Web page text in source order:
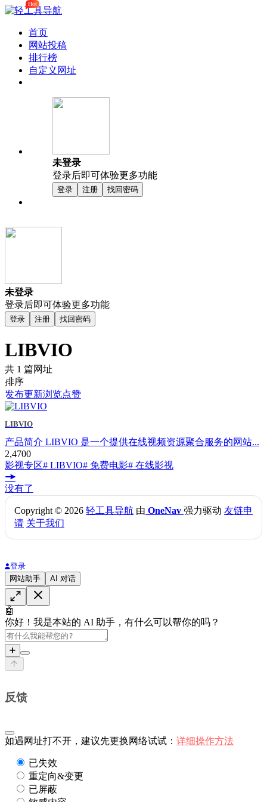
首页
网站投稿
排行榜
Hot
自定义网址
未登录
登录后即可体验更多功能
登录 注册 找回密码
未登录
登录后即可体验更多功能
登录 注册 找回密码
LIBVIO
共 1 篇网址
排序
发布更新浏览点赞
LIBVIO
产品简介 LIBVIO 是一个提供在线视频资源聚合服务的网站...
2,4700
影视专区# LIBVIO# 免费电影# 在线影视
没有了
Copyright © 2026 轻工具导航 由 OneNav 强力驱动 友链申
请 关于我们
登录
网站助手
AI 对话
🤖
你好！我是本站的 AI 助手，有什么可以帮你的吗？
➕
反馈
如遇网址打不开，建议先更换网络试试： 详细操作方法
已失效
重定向&变更
已屏蔽